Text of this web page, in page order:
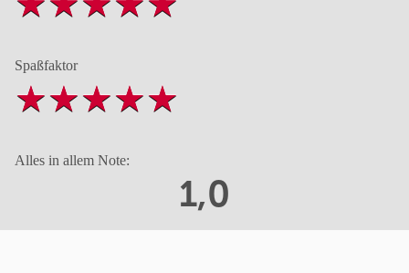
Spaßfaktor
Alles in allem Note:
1,0